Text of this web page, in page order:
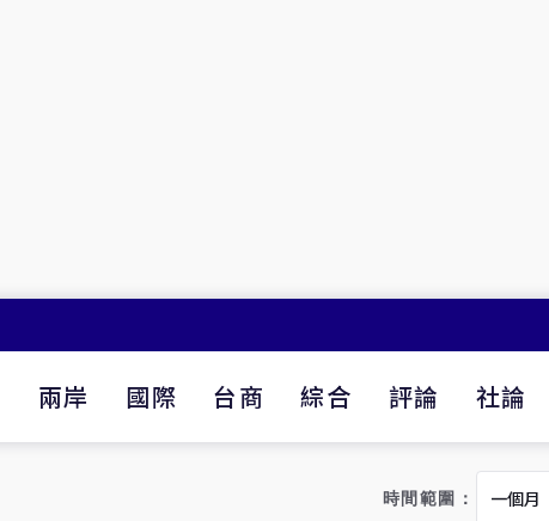
兩岸 國際 台商 綜合 評論 社論
時間範圍：